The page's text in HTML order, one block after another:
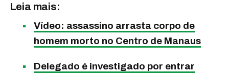
Leia mais:
Vídeo: assassino arrasta corpo de
homem morto no Centro de Manaus
Delegado é investigado por entrar